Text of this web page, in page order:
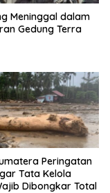
Meninggal dalam
Gedung Terra
Peringatan
Tata Kelola
Dibongkar Total